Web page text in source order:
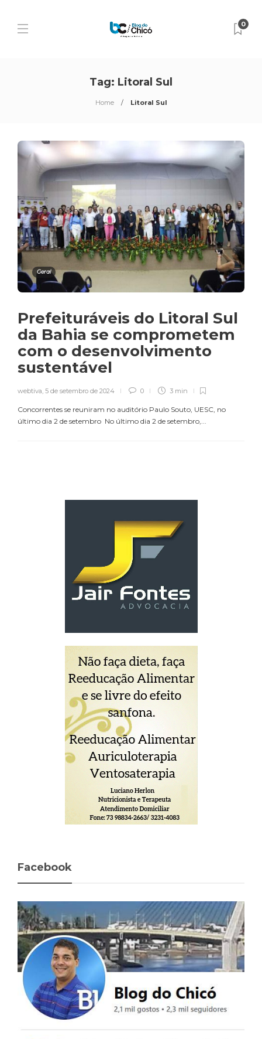
0
Tag: Litoral Sul
Home Litoral Sul
Geral
Prefeituráveis do Litoral Sul
da Bahia se comprometem
com o desenvolvimento
sustentável
webtiva 5 de setembro de 2024 0 3 min
Concorrentes se reuniram no auditório Paulo Souto, UESC, no
último dia 2 de setembro No último dia 2 de setembro,...
Facebook